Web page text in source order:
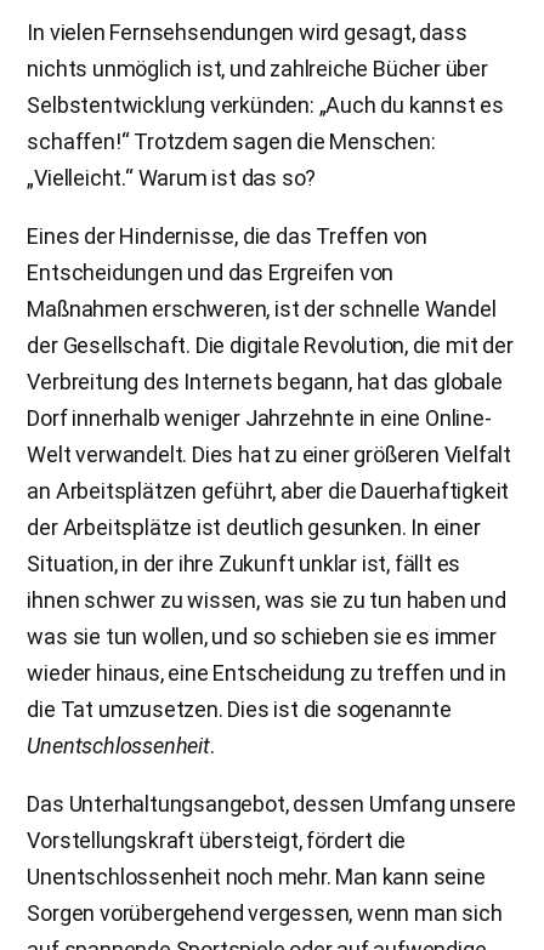
In vielen Fernsehsendungen wird gesagt, dass
nichts unmöglich ist, und zahlreiche Bücher über
Selbstentwicklung verkünden: „Auch du kannst es
schaffen!“ Trotzdem sagen die Menschen:
„Vielleicht.“ Warum ist das so?
Eines der Hindernisse, die das Treffen von
Entscheidungen und das Ergreifen von
Maßnahmen erschweren, ist der schnelle Wandel
der Gesellschaft. Die digitale Revolution, die mit der
Verbreitung des Internets begann, hat das globale
Dorf innerhalb weniger Jahrzehnte in eine Online-
Welt verwandelt. Dies hat zu einer größeren Vielfalt
an Arbeitsplätzen geführt, aber die Dauerhaftigkeit
der Arbeitsplätze ist deutlich gesunken. In einer
Situation, in der ihre Zukunft unklar ist, fällt es
ihnen schwer zu wissen, was sie zu tun haben und
was sie tun wollen, und so schieben sie es immer
wieder hinaus, eine Entscheidung zu treffen und in
die Tat umzusetzen. Dies ist die sogenannte
Unentschlossenheit.
Das Unterhaltungsangebot, dessen Umfang unsere
Vorstellungskraft übersteigt, fördert die
Unentschlossenheit noch mehr. Man kann seine
Sorgen vorübergehend vergessen, wenn man sich